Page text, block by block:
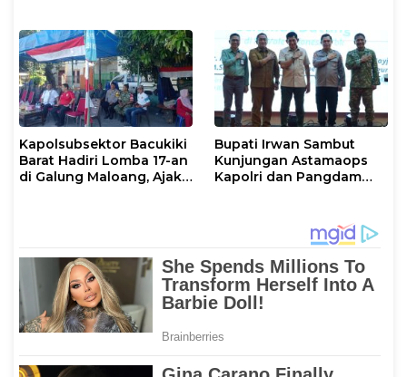
Kapolsubsektor Bacukiki
Barat Hadiri Lomba 17-an
di Galung Maloang, Ajak
Bupati Irwan Sambut
Kunjungan Astamaops
Kapolri dan Pangdam